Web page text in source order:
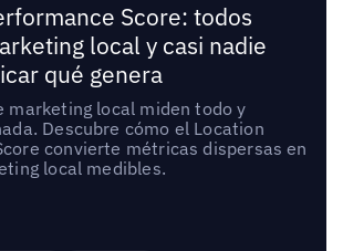
Score: todos
local y casi nadie
qué genera
marketing local miden todo y
Descubre cómo el Location
convierte métricas dispersas en
local medibles.